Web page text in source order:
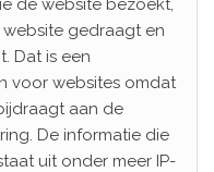
de website bezoekt,
gedraagt en
Dat is een
voor websites omdat
aan de
De informatie die
uit onder meer IP-